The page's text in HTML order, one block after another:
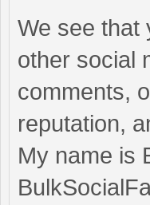
We see that
other social
comments,
reputation,
My name is